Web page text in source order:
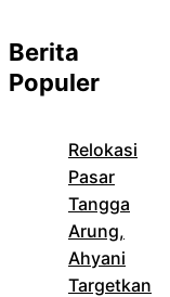
Berita
Populer
Relokasi
Pasar
Tangga
Arung,
Ahyani
Targetkan